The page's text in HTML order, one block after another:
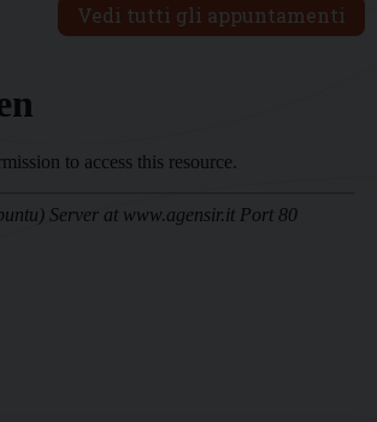
Vedi tutti gli appuntamenti